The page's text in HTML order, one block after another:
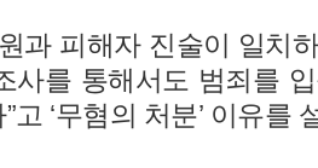
과 피해자 진술이 일치
사를 통해서도 범죄를
고 ‘무혐의 처분’ 이유를